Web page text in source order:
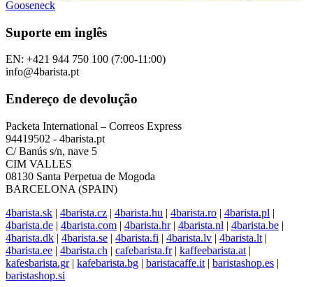
Suporte em inglês
EN: +421 944 750 100 (7:00-11:00)
info@4barista.pt
Endereço de devolução
Packeta International – Correos Express
94419502 - 4barista.pt
C/ Banús s/n, nave 5
CIM VALLES
08130 Santa Perpetua de Mogoda
BARCELONA (SPAIN)
4barista.sk | 4barista.cz | 4barista.hu | 4barista.ro | 4barista.pl |
4barista.de | 4barista.com | 4barista.hr| 4barista.nl | 4barista.be |
4barista.dk | 4barista.se | 4barista.fi | 4barista.lv | 4barista.lt |
4barista.ee | 4barista.ch | cafebarista.fr| kaffeebarista.at |
kafesbarista.gr| kafebarista.bg | baristacaffe.it | baristashop.es |
baristashop.si